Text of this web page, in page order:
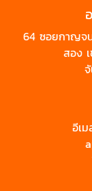
64 ซอยกาญจ
สอง
อีเ